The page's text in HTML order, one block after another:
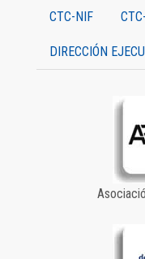
CTC-NIF
DIRECCIÓN